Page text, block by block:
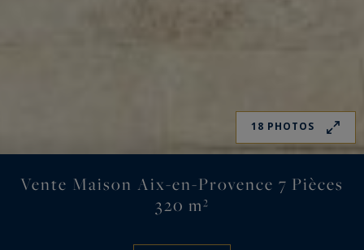
18 PHOTOS
Vente Maison Aix-en-Provence 7 Pièces
320 m²